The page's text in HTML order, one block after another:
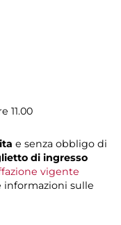
11.00
e senza obbligo di
di ingresso
vigente
sulle